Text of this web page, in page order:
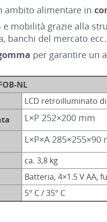
ambito alimentare in
e mobilità grazie alla
banchi del mercato
per garantire un
NL
LCD retroilluminato
L×P 252×200 mm
L×P×A 285×255×90
ca. 3,8 kg
Batteria, 4×1.5 V AA,
5° C / 35° C